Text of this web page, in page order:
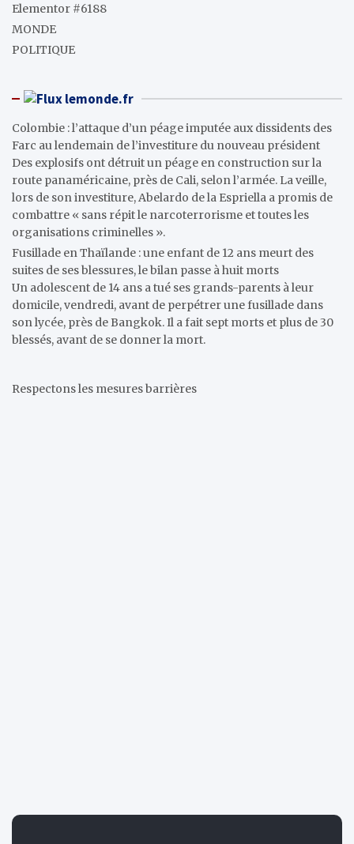
Elementor #6188
MONDE
POLITIQUE
lemonde.fr
Colombie : l’attaque d’un péage imputée aux dissidents des
Farc au lendemain de l’investiture du nouveau président
Des explosifs ont détruit un péage en construction sur la
route panaméricaine, près de Cali, selon l’armée. La veille,
lors de son investiture, Abelardo de la Espriella a promis de
combattre « sans répit le narcoterrorisme et toutes les
organisations criminelles ».
Fusillade en Thaïlande : une enfant de 12 ans meurt des
suites de ses blessures, le bilan passe à huit morts
Un adolescent de 14 ans a tué ses grands-parents à leur
domicile, vendredi, avant de perpétrer une fusillade dans
son lycée, près de Bangkok. Il a fait sept morts et plus de 30
blessés, avant de se donner la mort.
Respectons les mesures barrières